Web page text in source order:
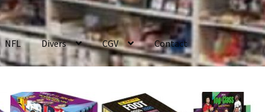
NFL Divers CGV Contact